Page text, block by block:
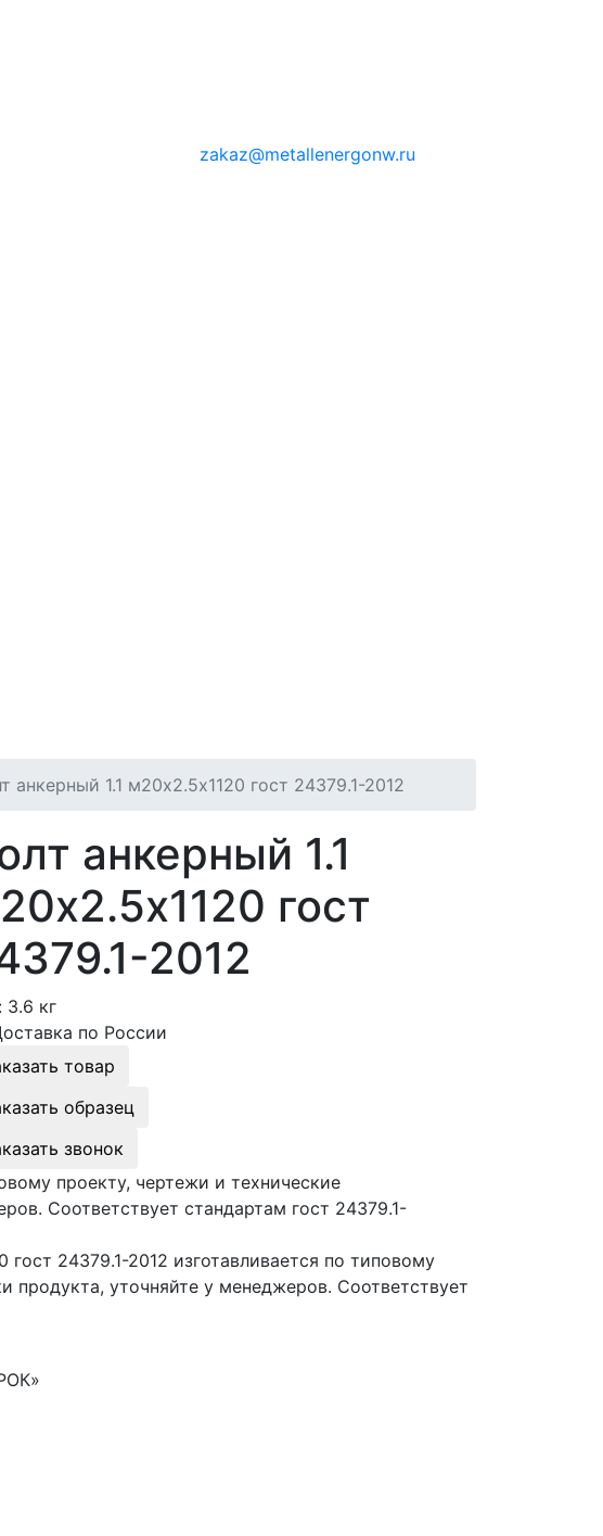
zakaz@metallenergonw.ru
анкерный 1.1 м20х2.5х1120 гост 24379.1-2012
анкерный 1.1
гост
2012
3.6 кг
по России
товар
образец
звонок
проекту, чертежи и технические
Соответствует стандартам гост 24379.1-
24379.1-2012 изготавливается по типовому
продукта, уточняйте у менеджеров. Соответствует